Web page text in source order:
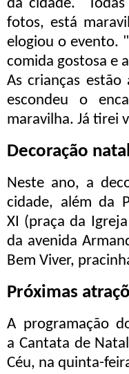
da cidade. "
fotos, está
elogiou o evento. "
comida gostosa e
As crianças estão
escondeu o
maravilha. Já tirei
Decoração
Neste ano, a
cidade, além da
XI (praça da
da avenida
Bem Viver, p
Próximas
A programação
a Cantata de Natal
Céu, na quinta-